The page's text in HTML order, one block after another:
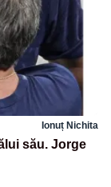
Ionuț Nichita
său. Jorge